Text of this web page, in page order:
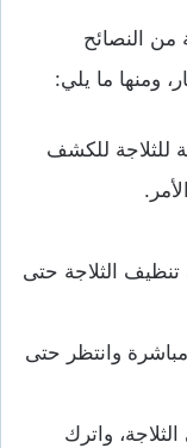
من النصائح
ومنها ما يلي:
للثلاجة للكشف
تنظيف الثلاجة حتى
وانتظر حتى
واترك